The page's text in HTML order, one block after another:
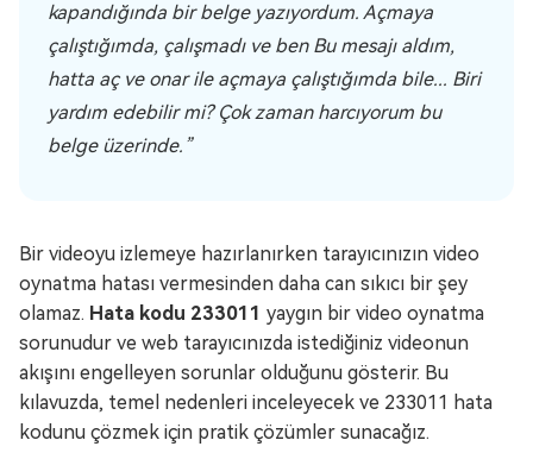
kapandığında bir belge yazıyordum. Açmaya
çalıştığımda, çalışmadı ve ben Bu mesajı aldım,
hatta aç ve onar ile açmaya çalıştığımda bile... Biri
yardım edebilir mi? Çok zaman harcıyorum bu
belge üzerinde.”
Bir videoyu izlemeye hazırlanırken tarayıcınızın video
oynatma hatası vermesinden daha can sıkıcı bir şey
olamaz. Hata kodu 233011 yaygın bir video oynatma
sorunudur ve web tarayıcınızda istediğiniz videonun
akışını engelleyen sorunlar olduğunu gösterir. Bu
kılavuzda, temel nedenleri inceleyecek ve 233011 hata
kodunu çözmek için pratik çözümler sunacağız.